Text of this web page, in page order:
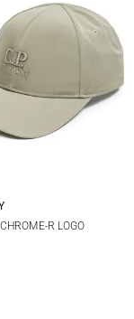
One sizeR LOGO